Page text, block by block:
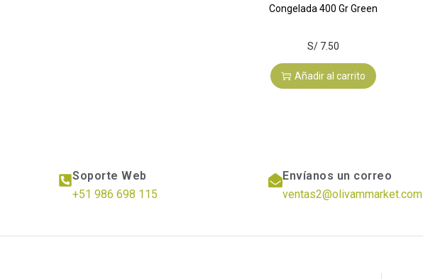
Congelada 400 Gr Green
S/7.50
Añadir al carrito
Soporte Web
+51 986 698 115
Envíanos un correo
ventas2@olivammarket.com